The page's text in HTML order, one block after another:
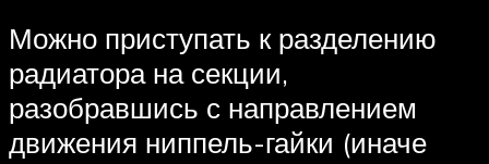
Можно приступать к разделению
радиатора на секции,
разобравшись с направлением
движения ниппель-гайки (иначе